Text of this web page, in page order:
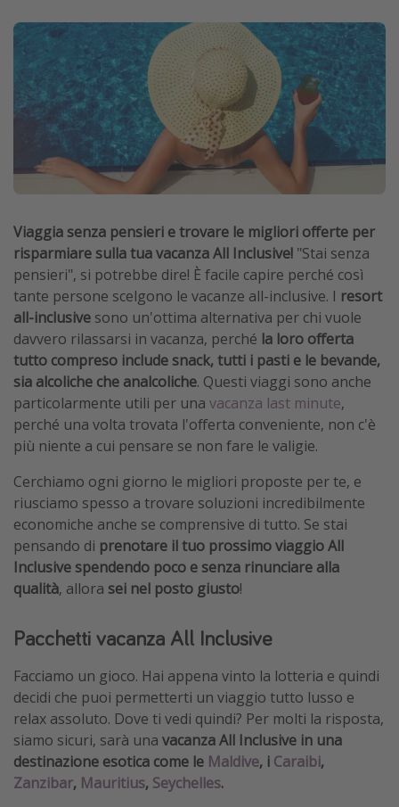
Altri argomenti
Travel magazine
Calendario di viaggio
Festività del 2026
Città più visitate
Viaggia senza pensieri e trovare le migliori offerte per
risparmiare sulla tua vacanza All Inclusive! "Stai senza
pensieri", si potrebbe dire! È facile capire perché così
tante persone scelgono le vacanze all-inclusive. I resort
all-inclusive sono un'ottima alternativa per chi vuole
davvero rilassarsi in vacanza, perché la loro offerta
tutto compreso include snack, tutti i pasti e le bevande,
sia alcoliche che analcoliche. Questi viaggi sono anche
particolarmente utili per una vacanza last minute,
perché una volta trovata l'offerta conveniente, non c'è
più niente a cui pensare se non fare le valigie.
Cerchiamo ogni giorno le migliori proposte per te, e
riusciamo spesso a trovare soluzioni incredibilmente
economiche anche se comprensive di tutto. Se stai
pensando di prenotare il tuo prossimo viaggio All
Inclusive spendendo poco e senza rinunciare alla
qualità, allora sei nel posto giusto!
Pacchetti vacanza All Inclusive
Facciamo un gioco. Hai appena vinto la lotteria e quindi
decidi che puoi permetterti un viaggio tutto lusso e
relax assoluto. Dove ti vedi quindi? Per molti la risposta,
siamo sicuri, sarà una vacanza All Inclusive in una
destinazione esotica come le Maldive, i Caraibi,
Zanzibar, Mauritius, Seychelles.